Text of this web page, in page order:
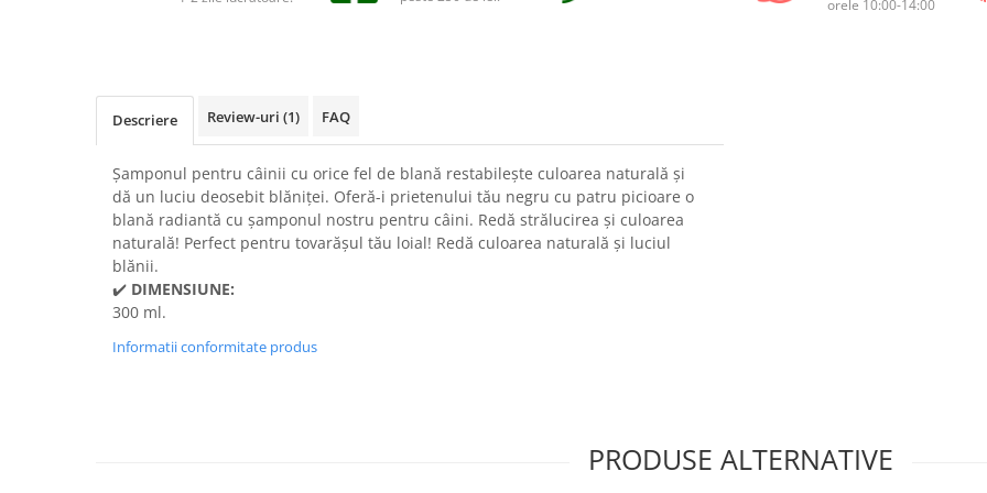
Suplimente și vitamine păsări și
Gel antiinflamator
orele 10:00-14:00
Descriere Review-uri (1) FAQ
Șamponul pentru câinii cu orice fel de blană restabilește culoarea naturală și
dă un luciu deosebit blăniței. Oferă-i prietenului tău negru cu patru picioare o
blană radiantă cu șamponul nostru pentru câini. Redă strălucirea și culoarea
naturală! Perfect pentru tovarășul tău loial! Redă culoarea naturală și luciul
blănii.
✔️ DIMENSIUNE:
300 ml.
Informatii conformitate produs
PRODUSE ALTERNATIVE